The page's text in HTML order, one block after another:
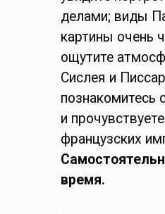
делами; виды
картины очень
ощутите
Сислея и
познакомитесь
и
французских
время.